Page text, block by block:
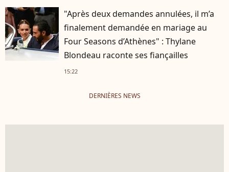
"Après deux demandes annulées, il m’a
finalement demandée en mariage au
Four Seasons d’Athènes" : Thylane
Blondeau raconte ses fiançailles
15:22
DERNIÈRES NEWS